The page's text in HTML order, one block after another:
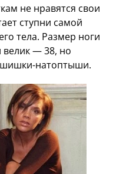
не нравятся свои
ступни самой
тела. Размер ноги
велик — 38, но
натоптыши.